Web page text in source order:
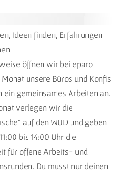
Ideen finden, Erfahrungen
öffnen wir bei eparo
unsere Büros und Konfis
ein gemeinsames Arbeiten an.
verlegen wir die
auf den WUD und geben
bis 14:00 Uhr die
für offene Arbeits- und
Du musst nur deinen